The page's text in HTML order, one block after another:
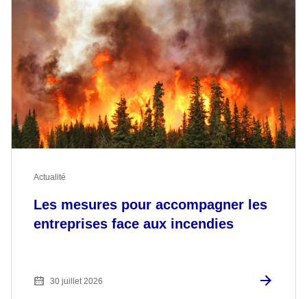
Les mesures pour accompagner les
entreprises face aux incendies
Actualité
30 juillet 2026